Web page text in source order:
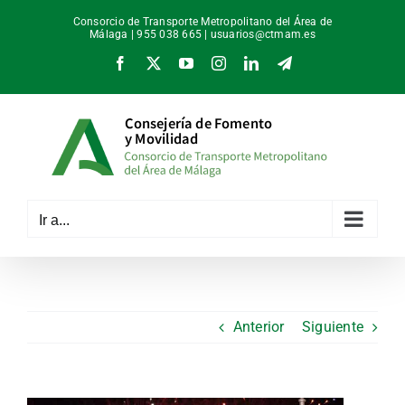
Consorcio de Transporte Metropolitano del Área de
Málaga | 955 038 665 | usuarios@ctmam.es
Facebook
X YouTubeInstagramLinkedInTelegram
Ir a...
Anterior Siguiente